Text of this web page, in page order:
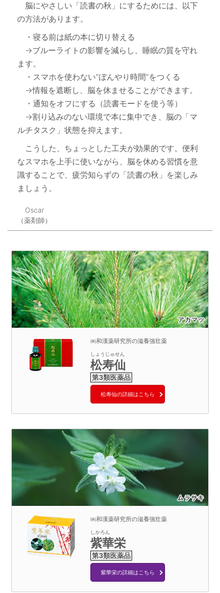
脳にやさしい「読書の秋」にするためには、以下
の方法があります。
・寝る前は紙の本に切り替える
→ブルーライトの影響を減らし、睡眠の質を守れ
ます。
・スマホを使わない“ぼんやり時間”をつくる
→情報を遮断し、脳を休ませることができます。
・通知をオフにする（読書モードを使う等）
→割り込みのない環境で本に集中でき、脳の「マ
ルチタスク」状態を抑えます。
こうした、ちょっとした工夫が効果的です。便利
なスマホを上手に使いながら、脳を休める習慣を意
識することで、疲労知らずの「読書の秋」を楽しみ
ましょう。
Oscar
（薬剤師）
㈱和漢薬研究所の滋養強壮薬
しょうじゅせん
松寿仙
松寿仙の詳細はこちら
㈱和漢薬研究所の滋養強壮薬
しかろん
紫華栄
紫華栄の詳細はこちら